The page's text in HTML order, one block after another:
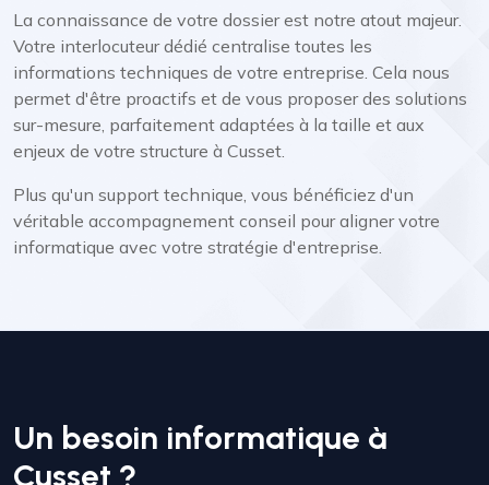
La connaissance de votre dossier est notre atout majeur.
Votre interlocuteur dédié centralise toutes les
informations techniques de votre entreprise. Cela nous
permet d'être proactifs et de vous proposer des solutions
sur-mesure, parfaitement adaptées à la taille et aux
enjeux de votre structure à Cusset.
Plus qu'un support technique, vous bénéficiez d'un
véritable accompagnement conseil pour aligner votre
informatique avec votre stratégie d'entreprise.
Un besoin informatique à
Cusset ?